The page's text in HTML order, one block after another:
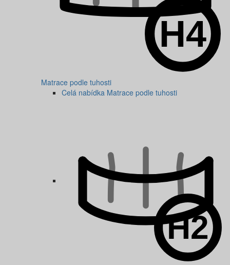
Matrace podle tuhosti
Celá nabídka Matrace podle tuhosti